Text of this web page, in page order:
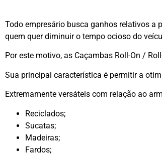
Todo empresário busca ganhos relativos a
quem quer diminuir o tempo ocioso do
Por este motivo, as Caçambas Roll-On /
Sua principal característica é permitir a
Extremamente versáteis com relação ao
Reciclados;
Sucatas;
Madeiras;
Fardos;